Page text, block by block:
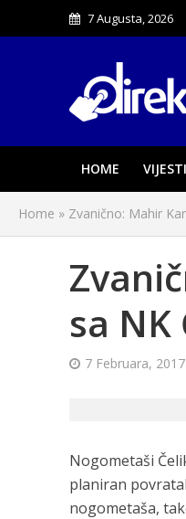
7 Augusta, 2026
HOME VIJESTI
Home » Zvanično: Mahir
sa NK
7 Februara, 2017
Nogometaši
planiran
nogometaša,